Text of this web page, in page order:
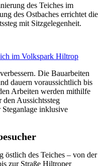
des Teiches im
des Ostbaches errichtet die
mit Sitzgelegenheit.
Die Bauarbeiten
dauern voraussichtlich bis
Arbeiten werden mithilfe
Aussichtssteg
inklusive
östlich des Teiches – von der
zur Straße Hiltroper